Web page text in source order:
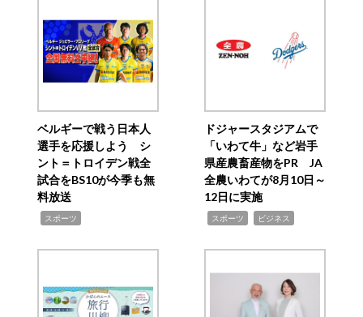
ベルギーで戦う日本人
選手を応援しよう シ
ント＝トロイデン戦全
試合をBS10が今季も無
料放送
スポーツ
ドジャースタジアムで
「いわて牛」など岩手
県産農畜産物をPR JA
全農いわてが8月10日～
12日に実施
スポーツ ビジネス